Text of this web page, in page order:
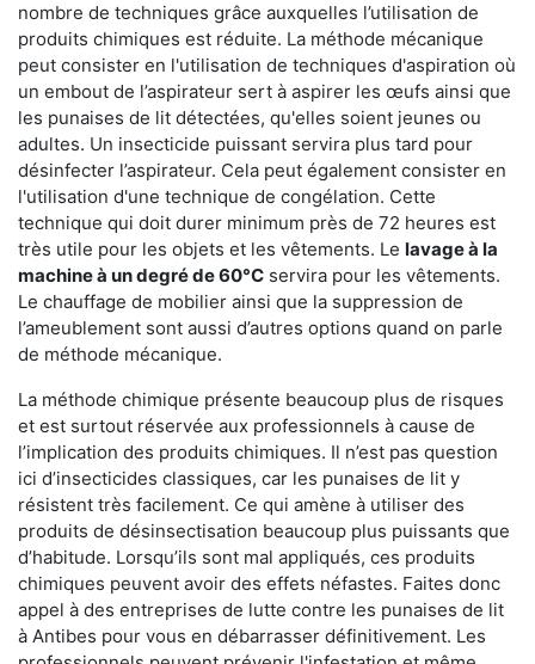
nombre de techniques grâce auxquelles l’utilisation de
produits chimiques est réduite. La méthode mécanique
peut consister en l'utilisation de techniques d'aspiration où
un embout de l’aspirateur sert à aspirer les œufs ainsi que
les punaises de lit détectées, qu'elles soient jeunes ou
adultes. Un insecticide puissant servira plus tard pour
désinfecter l’aspirateur. Cela peut également consister en
l'utilisation d'une technique de congélation. Cette
technique qui doit durer minimum près de 72 heures est
très utile pour les objets et les vêtements. Le lavage à la
machine à un degré de 60°C servira pour les vêtements.
Le chauffage de mobilier ainsi que la suppression de
l’ameublement sont aussi d’autres options quand on parle
de méthode mécanique.
La méthode chimique présente beaucoup plus de risques
et est surtout réservée aux professionnels à cause de
l’implication des produits chimiques. Il n’est pas question
ici d’insecticides classiques, car les punaises de lit y
résistent très facilement. Ce qui amène à utiliser des
produits de désinsectisation beaucoup plus puissants que
d’habitude. Lorsqu’ils sont mal appliqués, ces produits
chimiques peuvent avoir des effets néfastes. Faites donc
appel à des entreprises de lutte contre les punaises de lit
à Antibes pour vous en débarrasser définitivement. Les